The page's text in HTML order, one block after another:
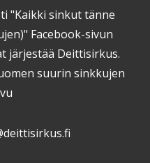
"Kaikki sinkut tänne
Facebook-sivun
järjestää Deittisirkus.
suurin sinkkujen